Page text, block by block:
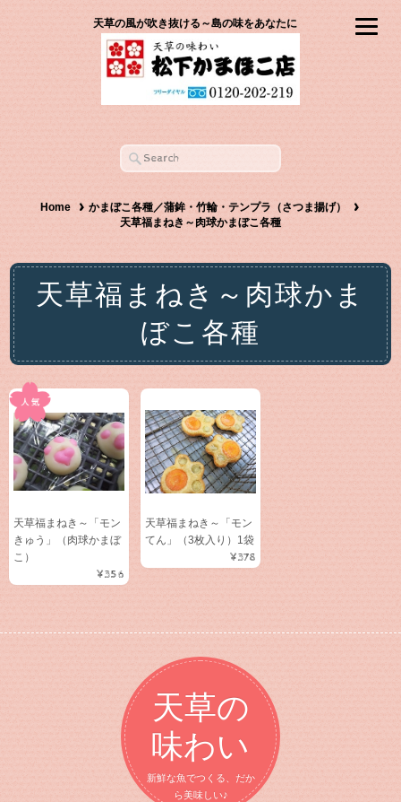
天草の風が吹き抜ける～島の味をあなたに
Home
かまぼこ各種／蒲鉾・竹輪・テンプラ（さつま揚げ）
天草福まねき～肉球かまぼこ各種
天草福まねき～肉球かま
ぼこ各種
天草福まねき～「モン
きゅう」（肉球かまぼ
こ）
¥356
天草福まねき～「モン
てん」（3枚入り）1袋
¥378
天草の
味わい
新鮮な魚でつくる、だか
ら美味しい♪